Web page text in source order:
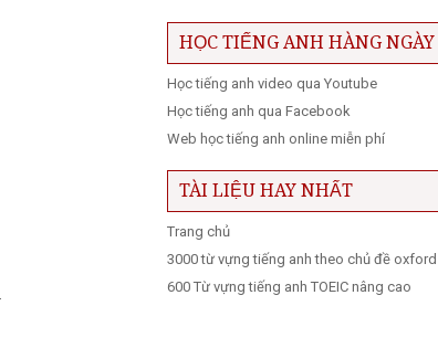
HỌC TIẾNG ANH HÀNG NGÀY
Học tiếng anh video qua Youtube
Học tiếng anh qua Facebook
Web học tiếng anh online miễn phí
TÀI LIỆU HAY NHẤT
Trang chủ
3000 từ vựng tiếng anh theo chủ đề oxford
600 Từ vựng tiếng anh TOEIC nâng cao